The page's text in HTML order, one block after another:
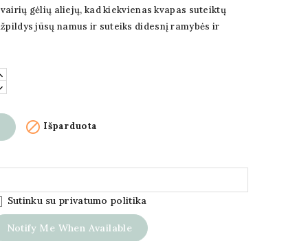
gėlių aliejų, kad kiekvienas kvapas suteiktų
jūsų namus ir suteiks didesnį ramybės ir
 Išparduota
Sutinku su privatumo politika
Notify Me When Available